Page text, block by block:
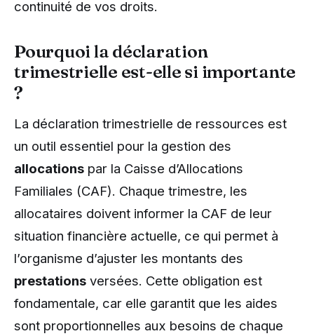
continuité de vos droits.
Pourquoi la déclaration
trimestrielle est-elle si importante
?
La déclaration trimestrielle de ressources est
un outil essentiel pour la gestion des
allocations par la Caisse d’Allocations
Familiales (CAF). Chaque trimestre, les
allocataires doivent informer la CAF de leur
situation financière actuelle, ce qui permet à
l’organisme d’ajuster les montants des
prestations versées. Cette obligation est
fondamentale, car elle garantit que les aides
sont proportionnelles aux besoins de chaque